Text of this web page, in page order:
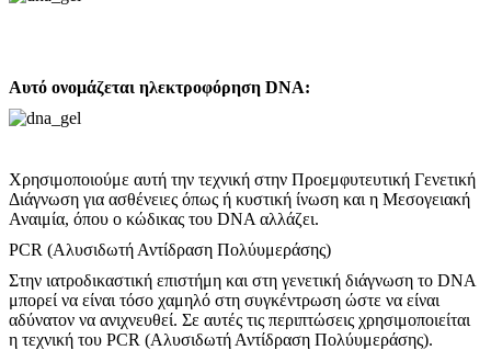
Αυτό ονομάζεται ηλεκτροφόρηση DNA:
Χρησιμοποιούμε αυτή την τεχνική στην Προεμφυτευτική Γενετική
Διάγνωση για ασθένειες όπως ή κυστική ίνωση και η Μεσογειακή
Αναιμία, όπου ο κώδικας του DNA αλλάζει.
PCR (Αλυσιδωτή Αντίδραση Πολύυμεράσης)
Στην ιατροδικαστική επιστήμη και στη γενετική διάγνωση το DNA
μπορεί να είναι τόσο χαμηλό στη συγκέντρωση ώστε να είναι
αδύνατον να ανιχνευθεί. Σε αυτές τις περιπτώσεις χρησιμοποιείται
η τεχνική του PCR (Αλυσιδωτή Αντίδραση Πολύυμεράσης).